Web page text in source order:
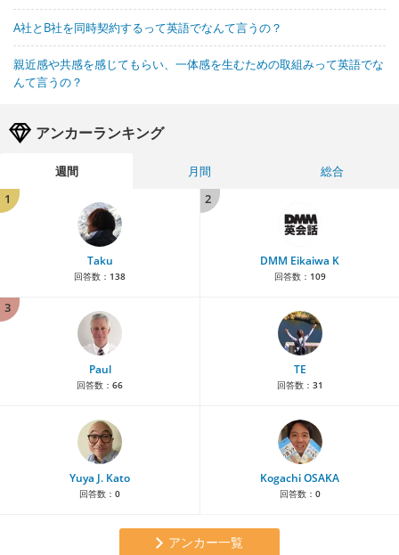
A社とB社を同時契約するって英語でなんて言うの？
親近感や共感を感じてもらい、一体感を生むための取組みって英語でな
んて言うの？
アンカーランキング
週間 月間
総合
1
Taku
回答数： 138
2
DMM Eikaiwa K
回答数： 109
3
Paul
回答数： 66
TE
回答数： 31
Yuya J. Kato
回答数： 0
Kogachi OSAKA
回答数： 0
アンカー一覧